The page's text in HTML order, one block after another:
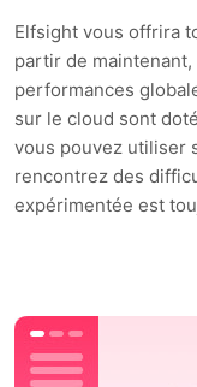
Elfsight vous offrira
partir de maintenant,
performances
sur le cloud sont
vous pouvez utiliser
rencontrez des
expérimentée est